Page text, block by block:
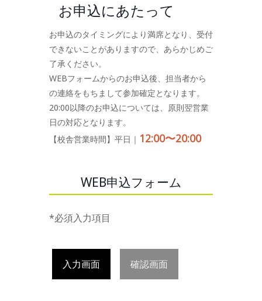
お申込にあたって
お申込のタイミングにより満席となり、受付
できないことがありますので、あらかじめご
了承ください。
WEBフォームからのお申込後、担当者から
の連絡をもちまして参加確定となります。
20:00以降のお申込については、原則翌営業
日の対応となります。
【校舎営業時間】平日｜ 12:00〜20:00
WEB申込フォーム
*必須入力項目
入力画面 確認画面